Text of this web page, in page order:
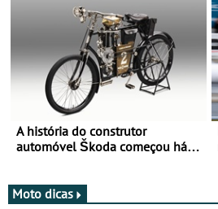
A história do construtor
automóvel Škoda começou há
Moto dicas